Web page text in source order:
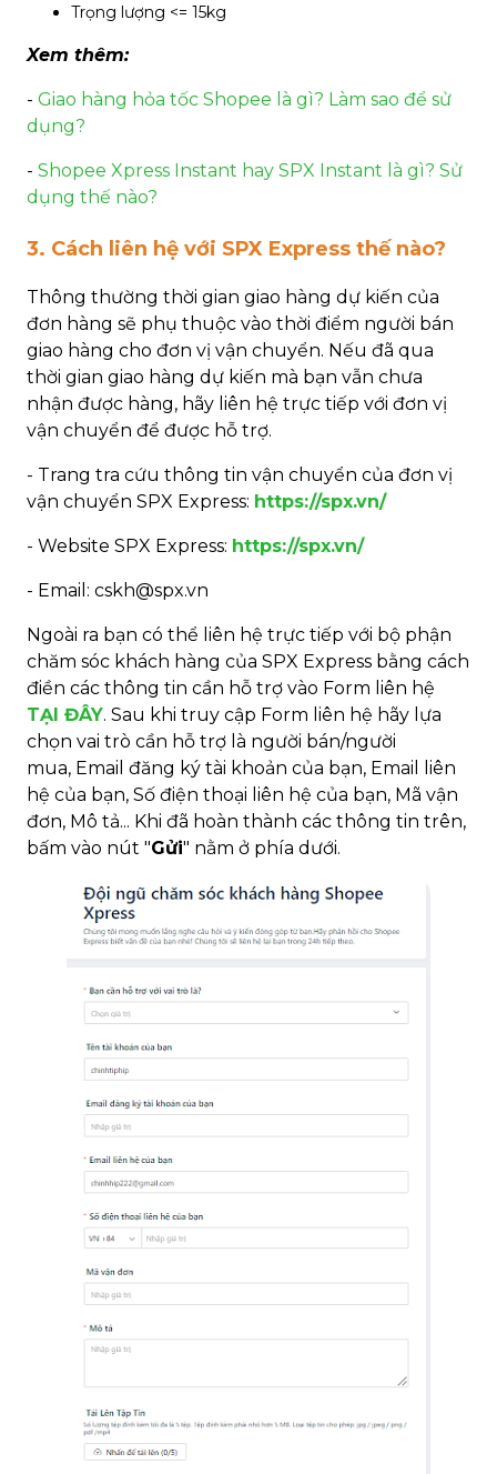
Trọng lượng <= 15kg
Xem thêm:
- Giao hàng hỏa tốc Shopee là gì? Làm sao để sử
dụng?
- Shopee Xpress Instant hay SPX Instant là gì? Sử
dụng thế nào?
3. Cách liên hệ với SPX Express thế nào?
Thông thường thời gian giao hàng dự kiến của
đơn hàng sẽ phụ thuộc vào thời điểm người bán
giao hàng cho đơn vị vận chuyển. Nếu đã qua
thời gian giao hàng dự kiến mà bạn vẫn chưa
nhận được hàng, hãy liên hệ trực tiếp với đơn vị
vận chuyển để được hỗ trợ.
- Trang tra cứu thông tin vận chuyển của đơn vị
vận chuyển SPX Express: https://spx.vn/
- Website SPX Express: https://spx.vn/
- Email: cskh@spx.vn
Ngoài ra bạn có thể liên hệ trực tiếp với bộ phận
chăm sóc khách hàng của SPX Express bằng cách
điền các thông tin cần hỗ trợ vào Form liên hệ
TẠI ĐÂY. Sau khi truy cập Form liên hệ hãy lựa
chọn vai trò cần hỗ trợ là người bán/người
mua, Email đăng ký tài khoản của bạn, Email liên
hệ của bạn, Số điện thoại liên hệ của bạn, Mã vận
đơn, Mô tả... Khi đã hoàn thành các thông tin trên,
bấm vào nút "Gửi" nằm ở phía dưới.